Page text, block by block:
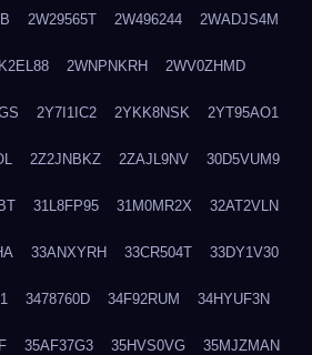
2W29565T 2W496244 2WADJS4M
2WNPNKRH 2WV0ZHMD
2Y7I1IC2 2YKK8NSK 2YT95AO1
2Z2JNBKZ 2ZAJL9NV 30D5VUM9
31L8FP95 31M0MR2X 32AT2VLN
33ANXYRH 33CR504T 33DY1V30
3478760D 34F92RUM 34HYUF3N
35AF37G3 35HVS0VG 35MJZMAN